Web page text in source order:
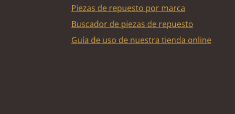
Piezas de repuesto por marca
Buscador de piezas de repuesto
Guía de uso de nuestra tienda online